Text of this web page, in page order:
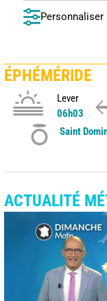
ÉPHÉMÉRIDE
Lever
06h03
Saint
ACTUALITÉ